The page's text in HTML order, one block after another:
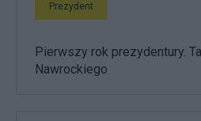
Prezydent
Pierwszy rok prezydentury.
Nawrockiego